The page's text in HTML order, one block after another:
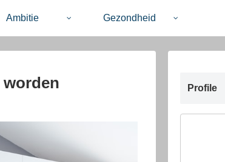
Ambitie Gezondheid
Profile